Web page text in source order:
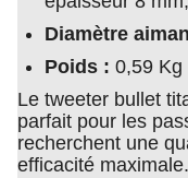
Diamètre
Poids : 0,59 Kg
Le tweeter bullet
parfait pour les
recherchent une
efficacité maximale.